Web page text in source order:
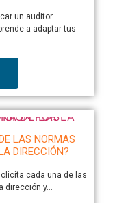
un auditor
a adaptar tus
LAS NORMAS
DIRECCIÓN?
cada una de las
dirección y…